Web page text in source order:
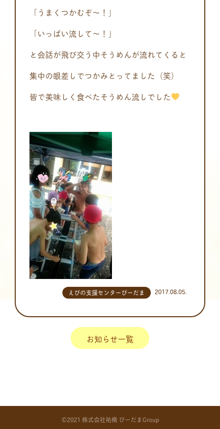
「うまくつかむぞ～！」
「いっぱい流して～！」
と会話が飛び交う中そうめんが流れてくると
集中の眼差しでつかみとってました（笑）
皆で美味しく食べたそうめん流しでした
2017.08.05.
えびの支援センターびーだま
お知らせ一覧
©2021 株式会社祐脩 びーだまGroup